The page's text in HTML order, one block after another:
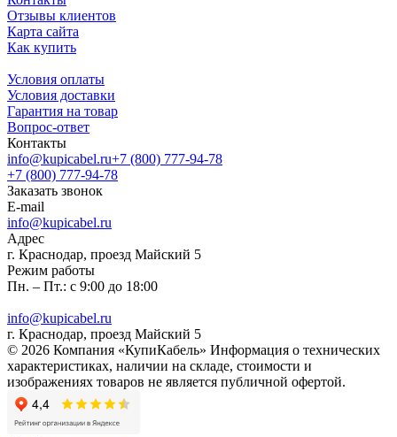
Отзывы клиентов
Карта сайта
Как купить
Условия оплаты
Условия доставки
Гарантия на товар
Вопрос-ответ
Контакты
info@kupicabel.ru+7 (800) 777-94-78
+7 (800) 777-94-78
Заказать звонок
E-mail
info@kupicabel.ru
Адрес
г. Краснодар, проезд Майский 5
Режим работы
Пн. – Пт.: с 9:00 до 18:00
info@kupicabel.ru
г. Краснодар, проезд Майский 5
© 2026 Компания «КупиКабель» Информация о технических
характеристиках, наличии на складе, стоимости и
изображениях товаров не является публичной офертой.